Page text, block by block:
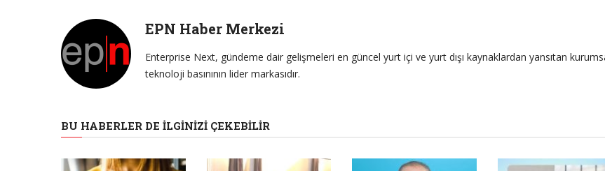
EPN Haber Merkezi
Enterprise Next, gündeme dair gelişmeleri en güncel yurt içi ve yurt dışı kaynaklardan yansıtan
teknoloji basınının lider markasıdır.
BU HABERLER DE İLGINIZI ÇEKEBILIR